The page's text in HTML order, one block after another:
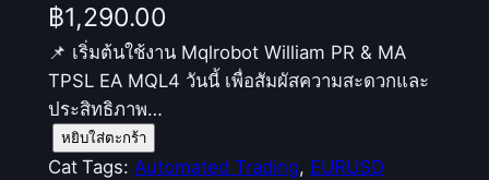
฿1,290.00
📌 เริ่มต้นใช้งาน Mqlrobot William PR & MA
TPSL EA MQL4 วันนี้ เพื่อสัมผัสความสะดวกและ
ประสิทธิภาพ…
จำ
น
หยิบใส่ตะกร้า
Cat Tags: Automated Trading, EURUSD